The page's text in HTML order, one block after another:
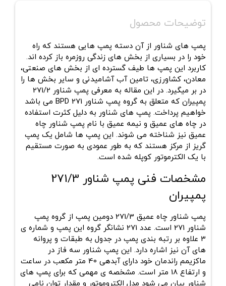
توضیحات محصول
پمپ های شناور از آن دسته پمپ هایی هستند که راه
خود را در بسیاری از بخش های زندگی روزمره باز کرده اند.
کاربرد این پمپ ها طیف گسترده ای از بخش های صنعتی،
معادن، کشاورزی، تامین آب آشامیدنی و سایر بخش ها را
در بر میگیرد. در این مقاله به معرفی پمپ شناور 271/2
پمپیران که متعلق به گروه پمپ شناور BPD 271 می باشد
خواهیم پرداخت. پمپ های شناور به دلیل کثرت استفاده
در چاه های عمیق و نیمه عمیق با نام پمپ شناور چاه
عمیق نیز شناخته می شوند. این پمپ ها شامل یک پمپ
گریز از مرکز هستند که به طور عمودی به صورت مستقیم
با یک الکترموتور کوپله شده است.
مشخصات فنی پمپ شناور 271/3
پمپیران
پمپ شناور چاه عمیق 271/3 دومین پمپ از گروه پمپ
شناور 271 است. عدد 271 نشانگر گروه این پمپ و شماره ی
3 علاوه بر رتبه بندی پمپ در جدول به طبقات و پروانه
های آن نیز اشاره دارد. این پمپ شناور سه فاز در
ماکزیمم راندمان خود دارای آبدهی 40 متر مکعب در ساعت
و ارتفاع 18 متر است. مشخصه ی مهمی که برای پمپ های
شناور بیان می شود مدل الکتروموتور و مقدار توان نامی